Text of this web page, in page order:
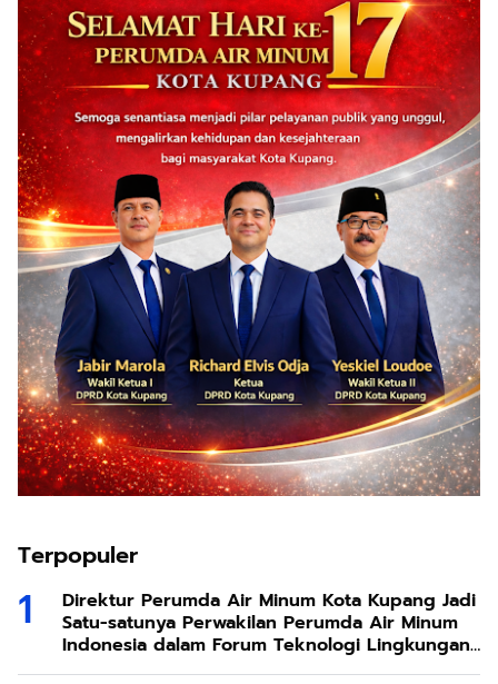
Terpopuler
Direktur Perumda Air Minum Kota Kupang Jadi
Satu-satunya Perwakilan Perumda Air Minum
Indonesia dalam Forum Teknologi Lingkungan
di Taiwan